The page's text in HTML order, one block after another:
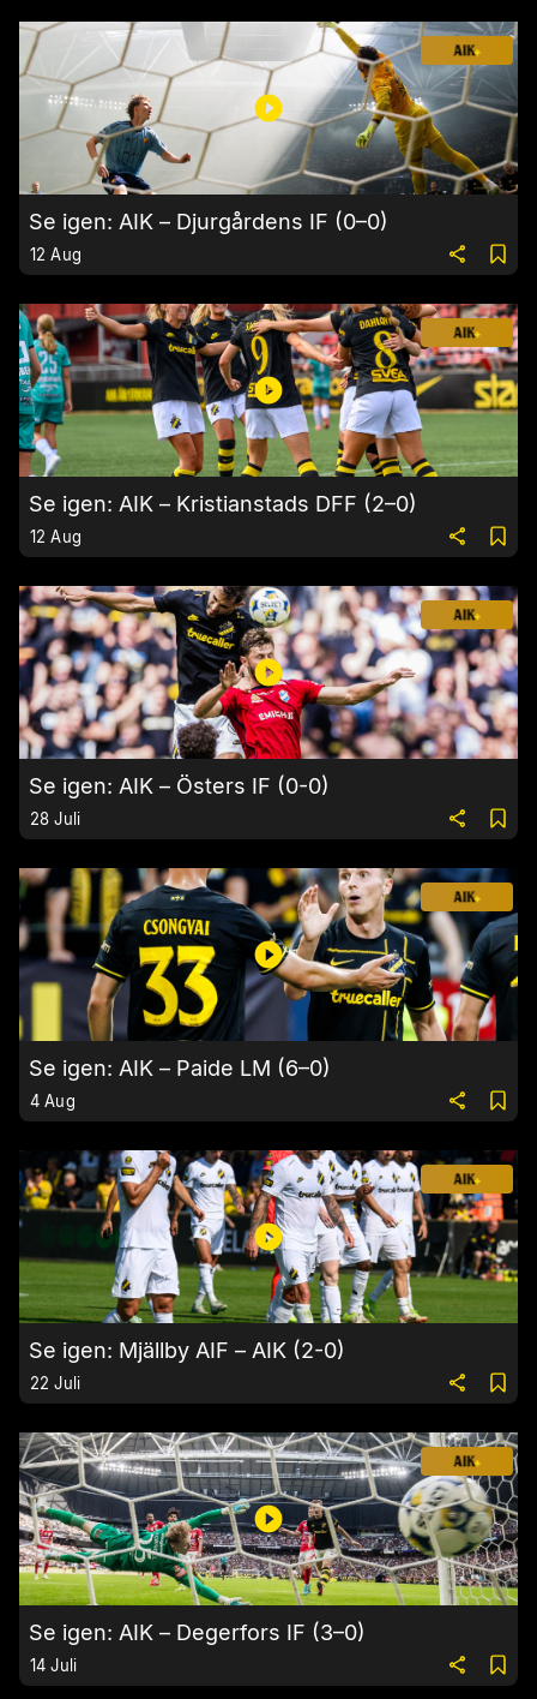
Se igen: AIK – Djurgårdens IF (0–0)
12 Aug
Se igen: AIK – Kristianstads DFF (2–0)
12 Aug
Se igen: AIK – Östers IF (0-0)
28 Juli
Se igen: AIK – Paide LM (6–0)
4 Aug
Se igen: Mjällby AIF – AIK (2-0)
22 Juli
Se igen: AIK – Degerfors IF (3–0)
14 Juli